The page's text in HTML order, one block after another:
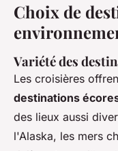
Choix de
Variété des
Les croisières
destinations
des lieux aussi
l'Alaska, les mers